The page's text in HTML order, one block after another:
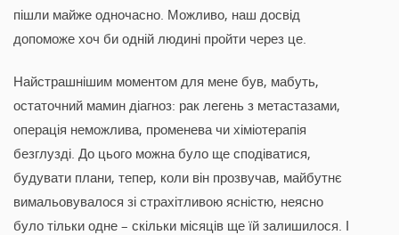
пішли майже одночасно. Можливо, наш досвід
допоможе хоч би одній людині пройти через це.
Найстрашнішим моментом для мене був, мабуть,
остаточний мамин діагноз: рак легень з метастазами,
операція неможлива, променева чи хіміотерапія
безглузді. До цього можна було ще сподіватися,
будувати плани, тепер, коли він прозвучав, майбутнє
вимальовувалося зі страхітливою ясністю, неясно
було тільки одне – скільки місяців ще їй залишилося. І